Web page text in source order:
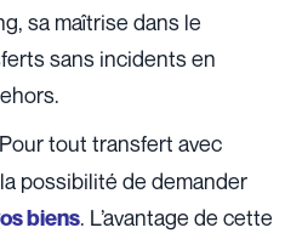
sa maîtrise dans le
sans incidents en
Pour tout transfert avec
possibilité de demander
biens. L’avantage de cette